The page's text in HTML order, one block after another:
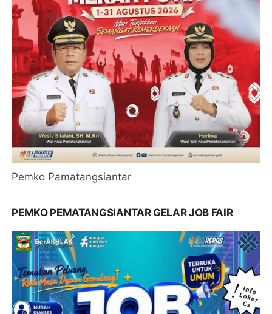
Pemko Pamatangsiantar
PEMKO PEMATANGSIANTAR GELAR JOB FAIR